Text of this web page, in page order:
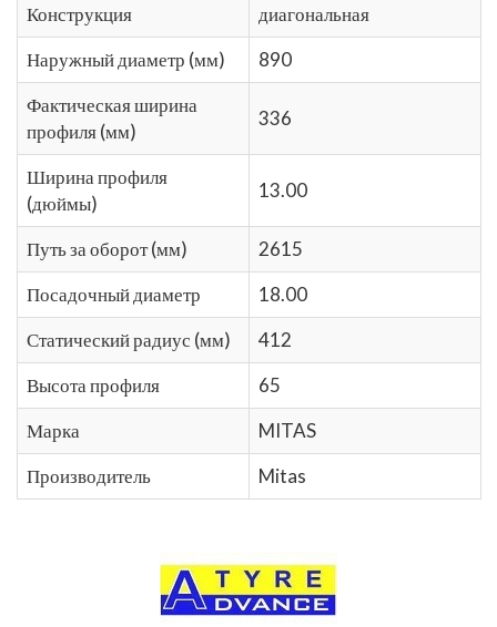
Конструкция
диагональная
Наружный диаметр (мм)
890
Фактическая ширина
профиля (мм)
336
Ширина профиля
(дюймы)
13.00
Путь за оборот (мм)
2615
Посадочный диаметр
18.00
Статический радиус (мм)
412
Высота профиля
65
Марка
MITAS
Производитель
Mitas